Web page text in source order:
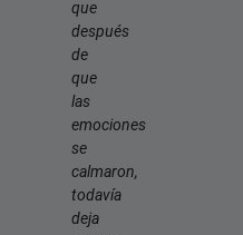
que
después
de
que
las
emociones
se
calmaron,
todavía
deja